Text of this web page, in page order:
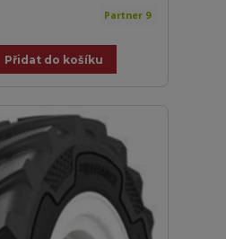
Partner 9
Přidat do košíku